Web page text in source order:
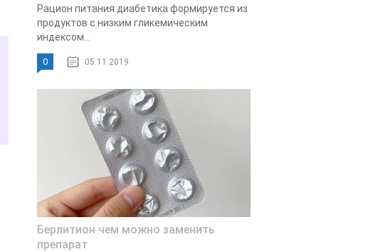
Рацион питания диабетика формируется из
продуктов с низким гликемическим
индексом...
0 05.11.2019
Берлитион чем можно заменить
препарат